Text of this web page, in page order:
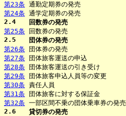
第23条 通勤定期券の発売
第24条 通学定期券の発売
2.4
回数券の発売
第25条
回数券の発売
2.5
団体券の発売
第26条
団体券の発売
第27条
団体旅客運送の申込
第28条
団体旅客運送の引き受け
第29条
団体旅客申込人員等の変更
第30条 責任人員
第31条
団体旅客に対する保証金
第32条 一部区間不乗の団体乗車券の発売
2.6
貸切券の発売